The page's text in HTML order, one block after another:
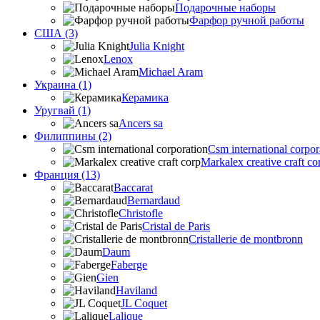
Подарочные наборы
Фарфор ручной работы
США (3)
Julia Knight
Lenox
Michael Aram
Украина (1)
Керамика
Уругвай (1)
Ancers sa
Филиппины (2)
Csm international
Markalex creative craft
Франция (13)
Baccarat
Bernardaud
Christofle
Cristal de Paris
Cristallerie de montbronn
Daum
Faberge
Gien
Haviland
JL Coquet
Lalique